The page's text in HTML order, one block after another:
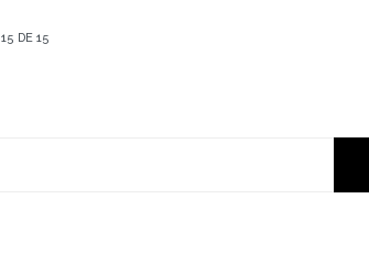
15 DE15